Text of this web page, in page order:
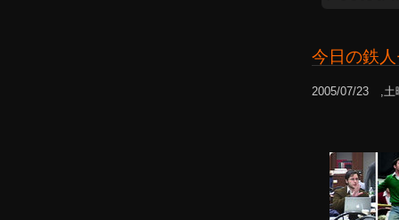
今日の鉄
2005/07/23 ,土